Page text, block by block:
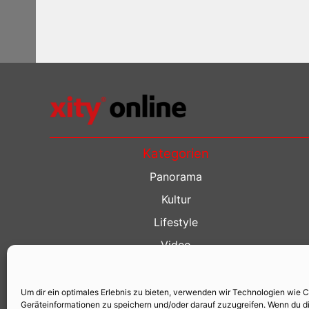
Um dir ein optimales Erlebnis zu bieten, verwenden wir Technologien wie
Geräteinformationen zu speichern und/oder darauf zuzugreifen. Wenn du
Kategorien
Panorama
Kultur
Lifestyle
Video
Kino Guide